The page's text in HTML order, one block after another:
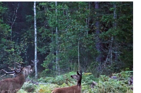
Sports
Kultūra
Bizness